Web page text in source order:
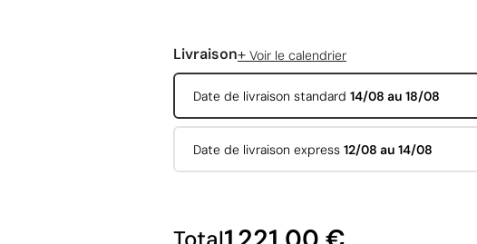
Livraison+ Voir le calendrier
Date de livraison standard 14/08 au 18/08
Date de livraison express 12/08 au 14/08